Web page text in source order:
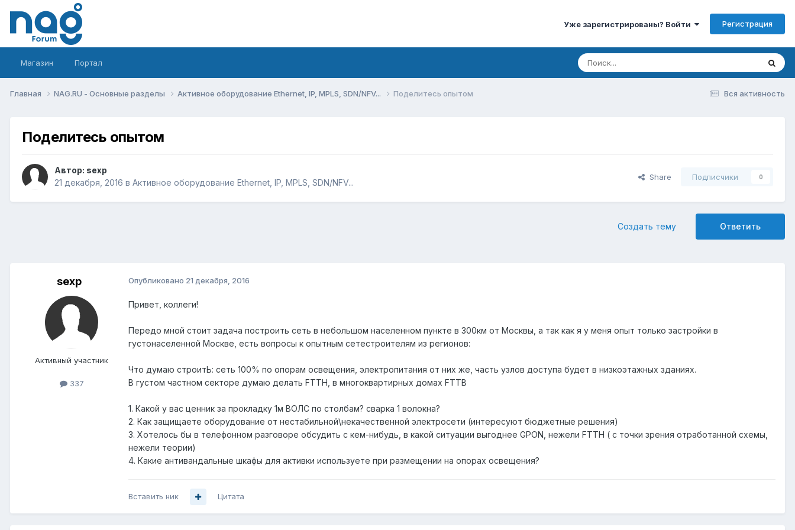
Уже зарегистрированы? Войти Регистрация
Магазин Портал
Вся активность
Главная NAG.RU - Основные разделы Активное оборудование Ethernet, IP, MPLS, SDN/NFV... Поделитесь опытом
Поделитесь опытом
Автор: sexp
21 декабря, 2016 в Активное оборудование Ethernet, IP, MPLS, SDN/NFV...
Share Подписчики 0
Ответить
Создать тему
sexp
Активный участник
337
Опубликовано 21 декабря, 2016
Привет, коллеги!
Передо мной стоит задача построить сеть в небольшом населенном пункте в 300км от Москвы, а так как я у меня опыт только застройки в
густонаселенной Москве, есть вопросы к опытным сетестроителям из регионов:
Что думаю строитЬ: сеть 100% по опорам освещения, электропитания от них же, часть узлов доступа будет в низкоэтажных зданиях.
В густом частном секторе думаю делать FTTH, в многоквартирных домах FTTB
1. Какой у вас ценник за прокладку 1м ВОЛС по столбам? сварка 1 волокна?
2. Как защищаете оборудование от нестабильной\некачественной электросети (интересуют бюджетные решения)
3. Хотелось бы в телефонном разговоре обсудить с кем-нибудь, в какой ситуации выгоднее GPON, нежели FTTH ( с точки зрения отработанной схемы,
нежели теории)
4. Какие антивандальные шкафы для активки используете при размещении на опорах освещения?
Вставить ник Цитата